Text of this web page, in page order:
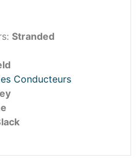
Stranded
Conducteurs